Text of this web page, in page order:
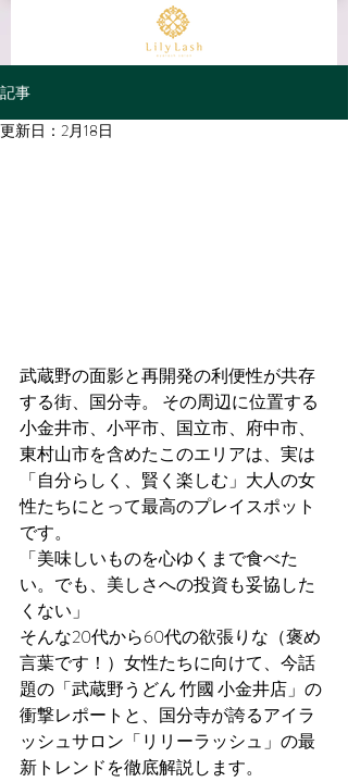
記事
更新日： 2月18日
武蔵野の面影と再開発の利便性が共存
する街、国分寺。 その周辺に位置する
小金井市、小平市、国立市、府中市、
東村山市を含めたこのエリアは、実は
「自分らしく、賢く楽しむ」大人の女
性たちにとって最高のプレイスポット
です。
「美味しいものを心ゆくまで食べた
い。でも、美しさへの投資も妥協した
くない」
そんな20代から60代の欲張りな（褒め
言葉です！）女性たちに向けて、今話
題の「武蔵野うどん 竹國 小金井店」の
衝撃レポートと、国分寺が誇るアイラ
ッシュサロン「リリーラッシュ」の最
新トレンドを徹底解説します。